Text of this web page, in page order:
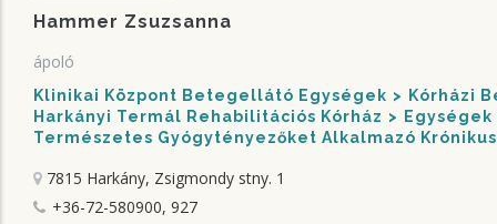
Hammer Zsuzsanna
ápoló
Klinikai Központ Betegellátó Egységek
Kórházi
Harkányi Termál Rehabilitációs Kórház
Egységek
Természetes Gyógytényezőket Alkalmazó
7815 Harkány, Zsigmondy stny. 1
+36-72-580900, 927